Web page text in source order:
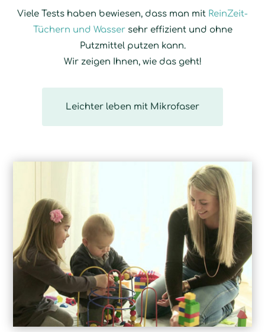
Viele Tests haben bewiesen, dass man mit ReinZeit-
Tüchern und Wassersehr effizient und ohne
Putzmittel putzen kann.
Wir zeigen Ihnen, wie das geht!
Leichter leben mit Mikrofaser